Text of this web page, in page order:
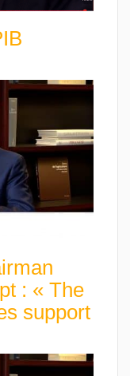
: « The
support